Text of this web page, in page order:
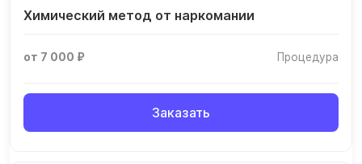
Химический метод от наркомании
от 7 000 ₽ Процедура
Заказать